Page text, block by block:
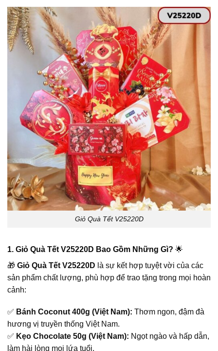
Giỏ Quà Tết V25220D
1. Giỏ Quà Tết V25220D Bao Gồm Những Gì? 🌟
🎁 Giỏ Quà Tết V25220D là sự kết hợp tuyệt vời của các
sản phẩm chất lượng, phù hợp để trao tặng trong mọi hoàn
cảnh:
✅ Bánh Coconut 400g (Việt Nam): Thơm ngon, đậm đà
hương vị truyền thống Việt Nam.
✅ Kẹo Chocolate 50g (Việt Nam): Ngọt ngào và hấp dẫn,
làm hài lòng mọi lứa tuổi.